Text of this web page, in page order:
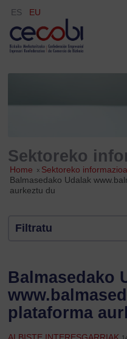
ES EU
Sektoreko
Home » Sektoreko informazioa
Balmasedako Udalak
aurkeztu du
Filtratu
Balmasedako
plataforma